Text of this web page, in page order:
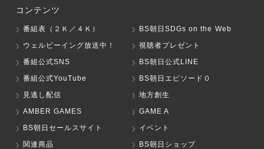
コンテンツ
番組表（２Ｋ／４Ｋ）
BS朝日SDGs on the Web
ウェルビーイング放送中！
視聴者プレゼント
番組公式SNS
BS朝日公式LINE
番組公式YouTube
BS朝日エピソード０
見逃し配信
地方創生
AMBER GAMES
GAME A
BS朝日セールスサイト
イベント
関連商品
BS朝日ショップ